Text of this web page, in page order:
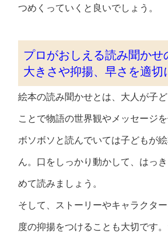
つめくっていくと良いでしょう。
プロがおしえる読み聞か
大きさや抑揚、早さを適切
絵本の読み聞かせとは、大人が子
ことで物語の世界観やメッセージを
ボソボソと読んでいては子どもが
ん。口をしっかり動かして、はっ
めて読みましょう。
そして、ストーリーやキャラクタ
度の抑揚をつけることも大切です